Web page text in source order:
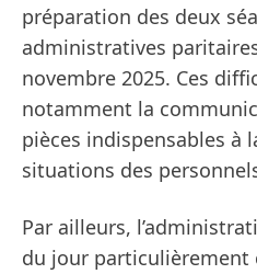
préparation des deux
administratives
novembre 2025. Ces
notamment la
pièces indispensables à
situations des
Par ailleurs,
du jour particulièrement